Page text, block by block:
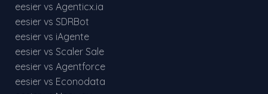
eesier vs Agenticx.ia
eesier vs SDRBot
eesier vs iAgente
eesier vs Scaler Sale
eesier vs Agentforce
eesier vs Econodata